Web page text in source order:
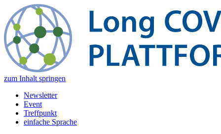
zum Inhalt springen
Newsletter
Event
Treffpunkt
einfache Sprache